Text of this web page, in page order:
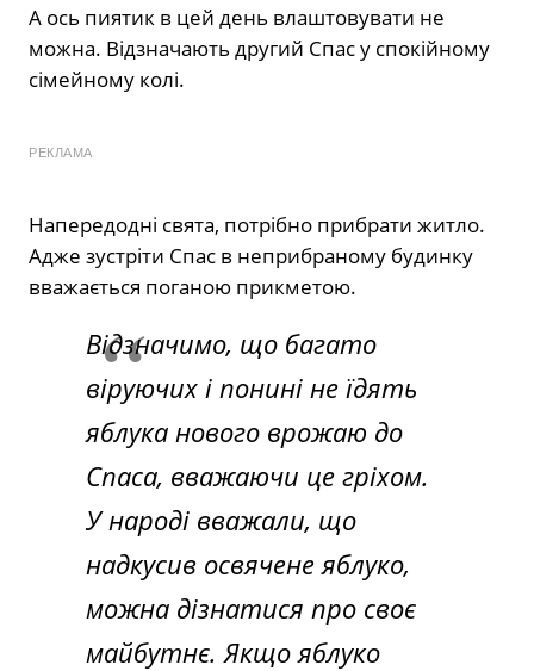
А ось пиятик в цей день влаштовувати не
можна. Відзначають другий Спас у спокійному
сімейному колі.
РЕКЛАМА
Напередодні свята, потрібно прибрати житло.
Адже зустріти Спас в неприбраному будинку
вважається поганою прикметою.
Відзначимо, що багато
віруючих і понині не їдять
яблука нового врожаю до
Спаса, вважаючи це гріхом.
У народі вважали, що
надкусив освячене яблуко,
можна дізнатися про своє
майбутнє. Якщо яблуко